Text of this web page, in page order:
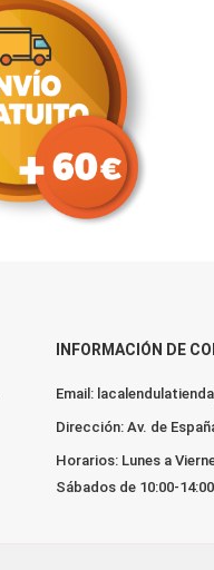
INFORMACIÓN DE
Email:
Dirección: Av. de
Horarios: Lunes a
Sábados de 10:00-14:00